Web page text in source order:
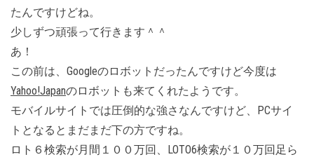
たんですけどね。
少しずつ頑張って行きます＾＾
あ！
この前は、Googleのロボットだったんですけど今度は
Yahoo!Japanのロボットも来てくれたようです。
モバイルサイトでは圧倒的な強さなんですけど、PCサイ
トとなるとまだまだ下の方ですね。
ロト６検索が月間１００万回、LOTO6検索が１０万回足ら